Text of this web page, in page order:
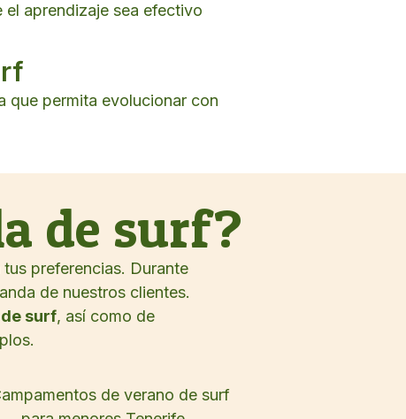
el aprendizaje sea efectivo
que permita evolucionar con
de surf?
preferencias. Durante
de nuestros clientes.
surf, así como de